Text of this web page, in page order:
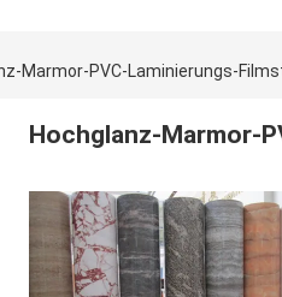
Marmor-PVC-Laminierungs-
Hochglanz-Marmor-